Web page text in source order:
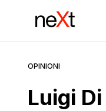
OPINIONI
Luigi